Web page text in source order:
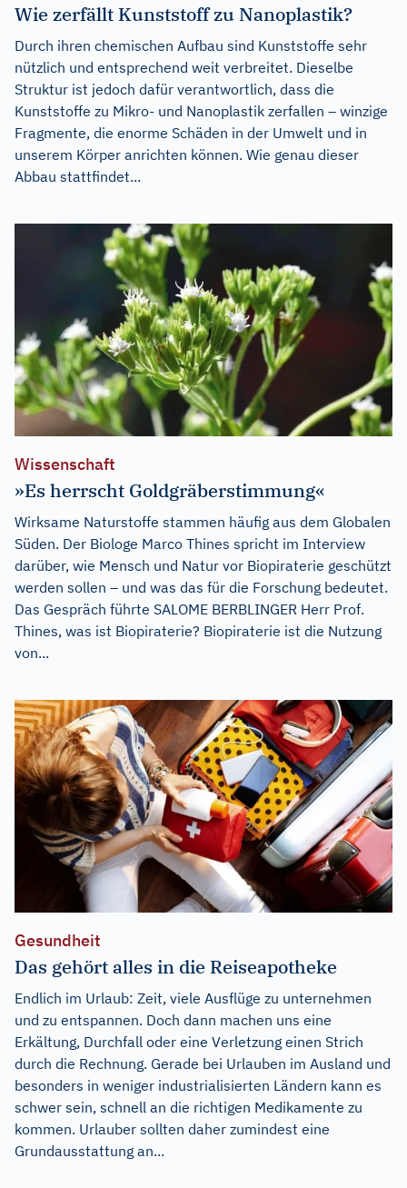
Wie zerfällt Kunststoff zu Nanoplastik?
Durch ihren chemischen Aufbau sind Kunststoffe sehr
nützlich und entsprechend weit verbreitet. Dieselbe
Struktur ist jedoch dafür verantwortlich, dass die
Kunststoffe zu Mikro- und Nanoplastik zerfallen – winzige
Fragmente, die enorme Schäden in der Umwelt und in
unserem Körper anrichten können. Wie genau dieser
Abbau stattfindet...
Wissenschaft
»Es herrscht Goldgräberstimmung«
Wirksame Naturstoffe stammen häufig aus dem Globalen
Süden. Der Biologe Marco Thines spricht im Interview
darüber, wie Mensch und Natur vor Biopiraterie geschützt
werden sollen – und was das für die Forschung bedeutet.
Das Gespräch führte SALOME BERBLINGER Herr Prof.
Thines, was ist Biopiraterie? Biopiraterie ist die Nutzung
von...
Gesundheit
Das gehört alles in die Reiseapotheke
Endlich im Urlaub: Zeit, viele Ausflüge zu unternehmen
und zu entspannen. Doch dann machen uns eine
Erkältung, Durchfall oder eine Verletzung einen Strich
durch die Rechnung. Gerade bei Urlauben im Ausland und
besonders in weniger industrialisierten Ländern kann es
schwer sein, schnell an die richtigen Medikamente zu
kommen. Urlauber sollten daher zumindest eine
Grundausstattung an...